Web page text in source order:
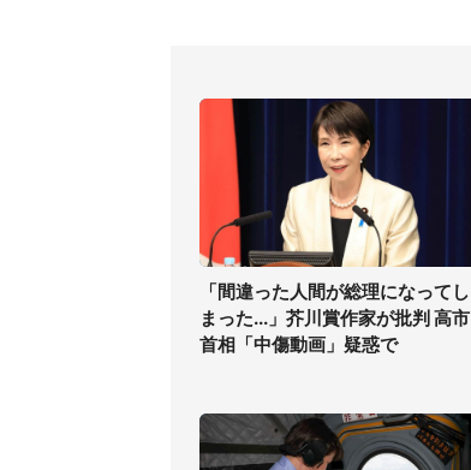
「間違った人間が総理になってし
まった...」芥川賞作家が批判 高市
首相「中傷動画」疑惑で